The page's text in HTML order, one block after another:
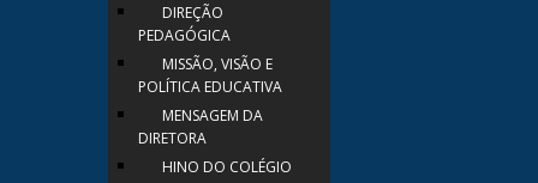
DIREÇÃO
PEDAGÓGICA
MISSÃO, VISÃO E
POLÍTICA EDUCATIVA
MENSAGEM DA
DIRETORA
HINO DO COLÉGIO